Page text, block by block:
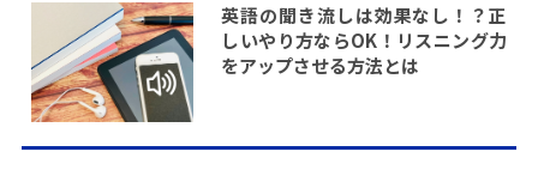
英語の聞き流しは効果なし！？正
しいやり方ならOK！リスニング力
をアップさせる方法とは